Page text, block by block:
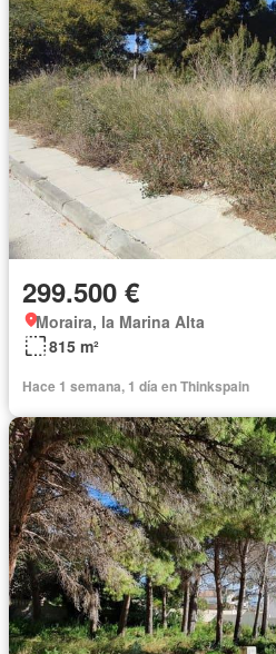
299.500 €
Moraira, la Marina Alta
815 m²
Hace 1 semana, 1 día en Thinkspain